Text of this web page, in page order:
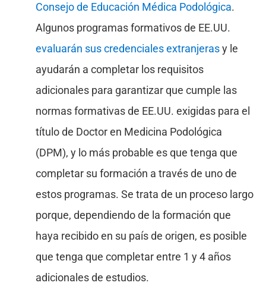
Consejo de Educación Médica Podológica.
Algunos programas formativos de EE.UU.
evaluarán sus credenciales extranjerasy le
ayudarán a completar los requisitos
adicionales para garantizar que cumple las
normas formativas de EE.UU. exigidas para el
título de Doctor en Medicina Podológica
(DPM), y lo más probable es que tenga que
completar su formación a través de uno de
estos programas. Se trata de un proceso largo
porque, dependiendo de la formación que
haya recibido en su país de origen, es posible
que tenga que completar entre 1 y 4 años
adicionales de estudios.